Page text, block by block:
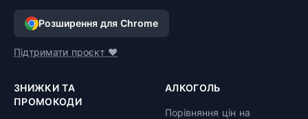
Розширення для Chrome
Підтримати проєкт ❤️
ЗНИЖКИ ТА
ПРОМОКОДИ
АЛКОГОЛЬ
Порівняння цін на